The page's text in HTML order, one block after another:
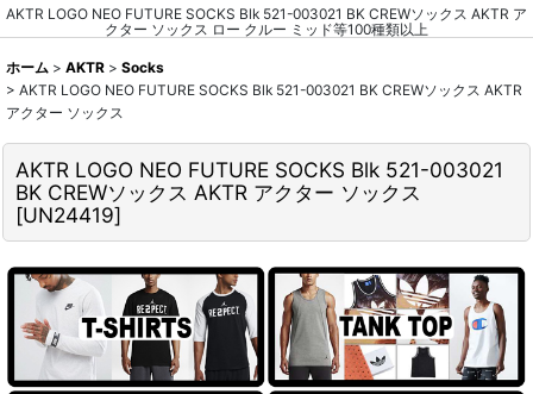
AKTR LOGO NEO FUTURE SOCKS Blk 521-003021 BK CREWソックス AKTR ア
クター ソックス ロー クルー ミッド等100種類以上
ホーム > AKTR > Socks
> AKTR LOGO NEO FUTURE SOCKS Blk 521-003021 BK CREWソックス AKTR
アクター ソックス
AKTR LOGO NEO FUTURE SOCKS Blk 521-003021
BK CREWソックス AKTR アクター ソックス
[UN24419]